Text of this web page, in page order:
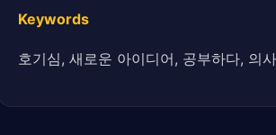
Keywords
호기심, 새로운 아이디어, 공부하다, 의